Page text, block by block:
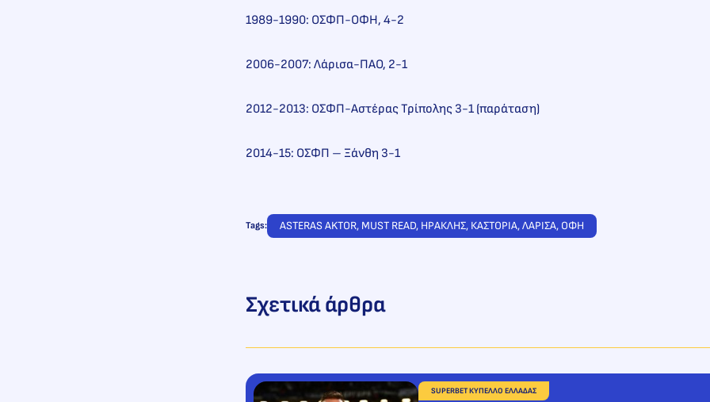
1989-1990: ΟΣΦΠ-ΟΦΗ, 4-2
2006-2007: Λάρισα-ΠΑΟ, 2-1
2012-2013: ΟΣΦΠ-Αστέρας Τρίπολης 3-1 (παράταση)
2014-15: ΟΣΦΠ – Ξάνθη 3-1
Tags: ASTERAS AKTOR, MUST READ, ΗΡΑΚΛΗΣ, ΚΑΣΤΟΡΙΑ, ΛΑΡΙΣΑ, ΟΦΗ
Σχετικά άρθρα
SUPERBET ΚΥΠΕΛΛΟ ΕΛΛΑΔΑΣ